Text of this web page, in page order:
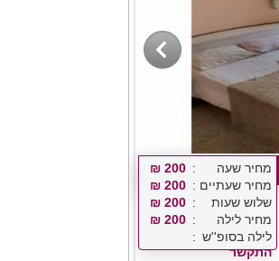
מחיר שעה
200 ₪
מחיר שעתיים
200 ₪
שלוש שעות
200 ₪
מחיר לילה
200 ₪
לילה בסופ''ש
התקשר